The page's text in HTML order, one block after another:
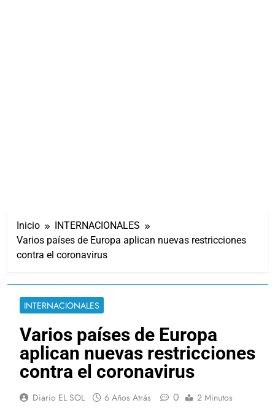
Inicio
INTERNACIONALES
Varios países de Europa aplican nuevas restricciones
contra el coronavirus
INTERNACIONALES
Varios países de Europa
aplican nuevas restricciones
contra el coronavirus
Diario EL SOL 6 Años Atrás 0 2 Minutos